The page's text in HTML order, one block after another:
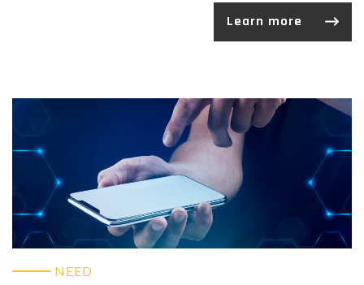
Learn more
NEED